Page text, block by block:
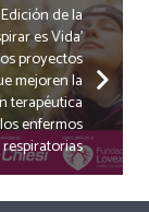
de la
es Vida’
proyectos
mejoren la
terapéutica
enfermos
respiratorias